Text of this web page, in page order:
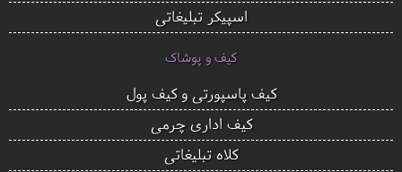
اسپیکر تبلیغاتی
کیف و پوشاک
کیف پاسپورتی و کیف پول
کیف اداری چرمی
کلاه تبلیغاتی